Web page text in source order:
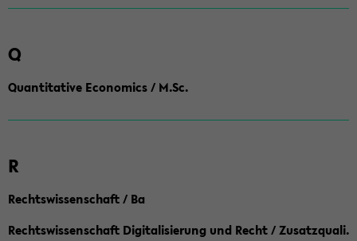
Q
Quantitative Economics / M.Sc.
R
Rechtswissenschaft / Ba
Rechtswissenschaft Digitalisierung und Recht / Zusatzquali.